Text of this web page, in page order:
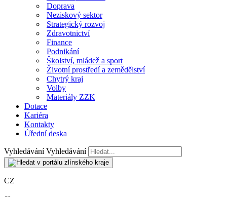
Doprava
Neziskový sektor
Strategický rozvoj
Zdravotnictví
Finance
Podnikání
Školství, mládež a sport
Životní prostředí a zemědělství
Chytrý kraj
Volby
Materiály ZZK
Dotace
Kariéra
Kontakty
Úřední deska
Vyhledávání Vyhledávání
CZ